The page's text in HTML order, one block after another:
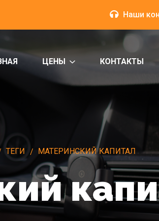
Наши
ЦЕНЫ КОНТАКТЫ
ТЕГИ МАТЕРИНСКИЙ КАПИТАЛ